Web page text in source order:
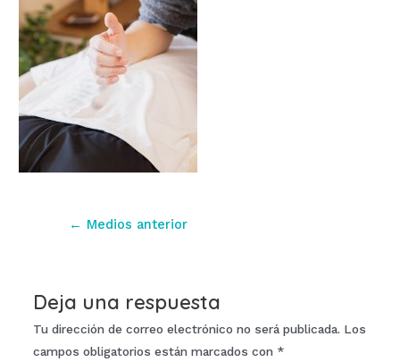
Navegación
← Medios anterior
Deja una respuesta
Tu dirección de correo electrónico no será publicada. Los
campos obligatorios están marcados con *